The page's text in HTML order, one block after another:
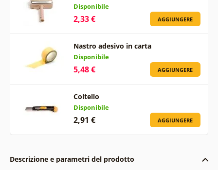
Disponibile
2,33 € AGGIUNGERE
Nastro adesivo in carta
Disponibile
5,48 € AGGIUNGERE
Coltello
Disponibile
2,91 € AGGIUNGERE
Descrizione e parametri del prodotto